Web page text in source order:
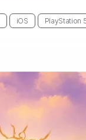
iOS PlayStation